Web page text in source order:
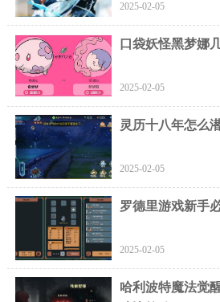
2025-02-05
口袋妖怪黑梦娜
2025-02-05
灵历十八年怎么
2025-02-05
罗德里游戏新手
2025-02-05
哈利波特魔法觉